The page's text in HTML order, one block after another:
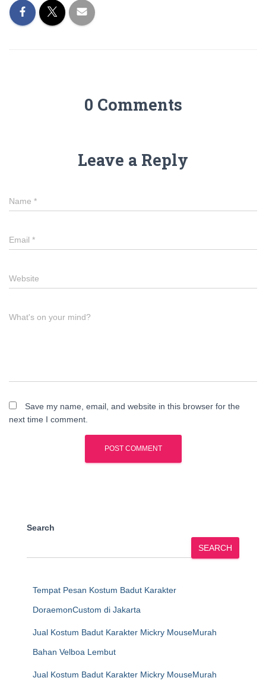
0 Comments
Leave a Reply
Name *
Email *
Website
What's on your mind?
Save my name, email, and website in this browser for the
next time I comment.
Search
SEARCH
Tempat Pesan Kostum Badut Karakter
DoraemonCustom di Jakarta
Jual Kostum Badut Karakter Mickry MouseMurah
Bahan Velboa Lembut
Jual Kostum Badut Karakter Mickry MouseMurah